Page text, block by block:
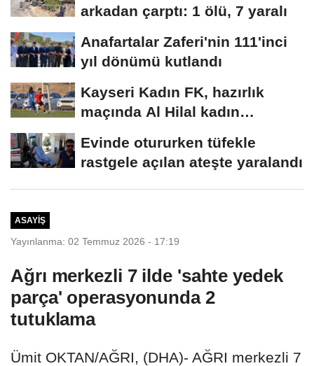
arkadan çarptı: 1 ölü, 7 yaralı
Anafartalar Zaferi'nin 111'inci
yıl dönümü kutlandı
Kayseri Kadın FK, hazırlık
maçında Al Hilal kadın
Evinde otururken tüfekle
rastgele açılan ateşte yaralandı
ASAYIŞ
Yayınlanma: 02 Temmuz 2026 - 17:19
Ağrı merkezli 7 ilde 'sahte yedek
parça' operasyonunda 2
tutuklama
Ümit OKTAN/AĞRI, (DHA)- AĞRI merkezli 7